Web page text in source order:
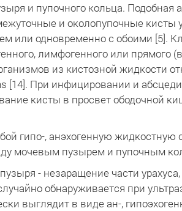
и пупочного кольца.
и околопупочные кисты
или одновременно с обоими [5].
лимфогенного или прямого
из кистозной жидкости
[14]. При инфицировании и
кисты в просвет ободочной
гипо-, анэхогенную
мочевым пузырем и пупочным
- незаращение части
обнаруживается при
выглядит в виде ан-,